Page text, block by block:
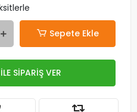
Sepete Ekle
SİPARİŞ VER